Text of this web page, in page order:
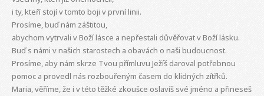
i ty, kteří stojí v tomto boji v první linii.
Prosíme, buď nám záštitou,
abychom vytrvali v Boží lásce a nepřestali důvěřovat v Boží lásku.
Buď s námi v našich starostech a obavách o naši budoucnost.
Prosíme, aby nám skrze Tvou přímluvu Ježíš daroval potřebnou
pomoc a provedl nás rozbouřeným časem do klidných zítřků.
Maria, věříme, že i v této těžké zkoušce oslavíš své jméno a přineseš